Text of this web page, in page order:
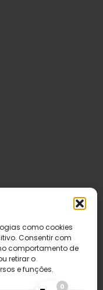
como cookies
Consentir com
comportamento de
retirar o
e funções.
0